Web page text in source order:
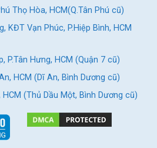
Thọ Hòa, HCM(Q.Tân Phú cũ)
KĐT Vạn Phúc, P.Hiệp Bình, HCM
P.Tân Hưng, HCM (Quận 7 cũ)
HCM (Dĩ An, Bình Dương cũ)
HCM (Thủ Dầu Một, Bình Dương cũ)